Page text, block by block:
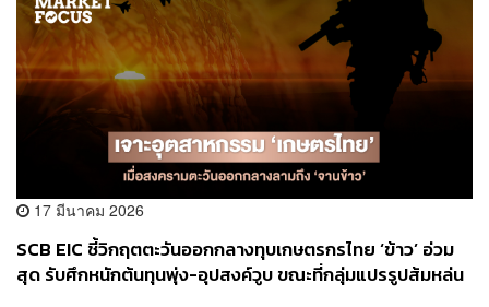
17 มีนาคม 2026
SCB EIC ชี้วิกฤตตะวันออกกลางทุบเกษตรกรไทย ‘ข้าว’ อ่วม
สุด รับศึกหนักต้นทุนพุ่ง-อุปสงค์วูบ ขณะที่กลุ่มแปรรูปส้มหล่น